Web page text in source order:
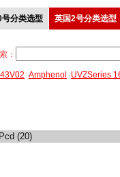
分类选型 英国2号分类选型
：
Amphenol UVZSeries